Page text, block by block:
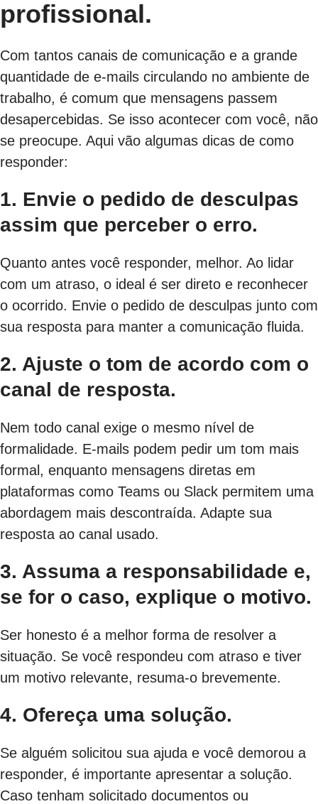
profissional.
Com tantos canais de comunicação e a grande
quantidade de e-mails circulando no ambiente de
trabalho, é comum que mensagens passem
desapercebidas. Se isso acontecer com você, não
se preocupe. Aqui vão algumas dicas de como
responder:
1. Envie o pedido de desculpas
assim que perceber o erro.
Quanto antes você responder, melhor. Ao lidar
com um atraso, o ideal é ser direto e reconhecer
o ocorrido. Envie o pedido de desculpas junto com
sua resposta para manter a comunicação fluida.
2. Ajuste o tom de acordo com o
canal de resposta.
Nem todo canal exige o mesmo nível de
formalidade. E-mails podem pedir um tom mais
formal, enquanto mensagens diretas em
plataformas como Teams ou Slack permitem uma
abordagem mais descontraída. Adapte sua
resposta ao canal usado.
3. Assuma a responsabilidade e,
se for o caso, explique o motivo.
Ser honesto é a melhor forma de resolver a
situação. Se você respondeu com atraso e tiver
um motivo relevante, resuma-o brevemente.
4. Ofereça uma solução.
Se alguém solicitou sua ajuda e você demorou a
responder, é importante apresentar a solução.
Caso tenham solicitado documentos ou